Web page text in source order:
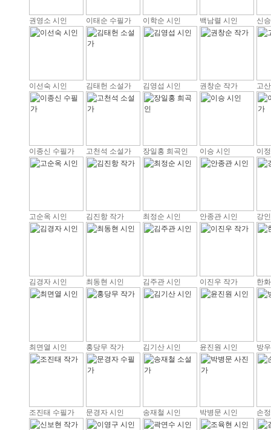
권영소 시인 이태순 수필가 이학순 시인 백남렬 시인 신
이선숙 시인 김태헌 소설가 김영섭 시인 권창순 작가 고
이종신 수필가 고천석 소설가 장일홍 희곡인 이승 시인 이
고순옥 시인 김진항 작가 최정순 시인 안종관 시인 강
김경자 시인 최동현 시인 김주관 시인 이진우 작가 한
최면열 시인 홍당무 작가 김기산 시인 윤진원 시인 방
조진태 수필가 문경자 시인 송재철 시인 박병문 시인 손